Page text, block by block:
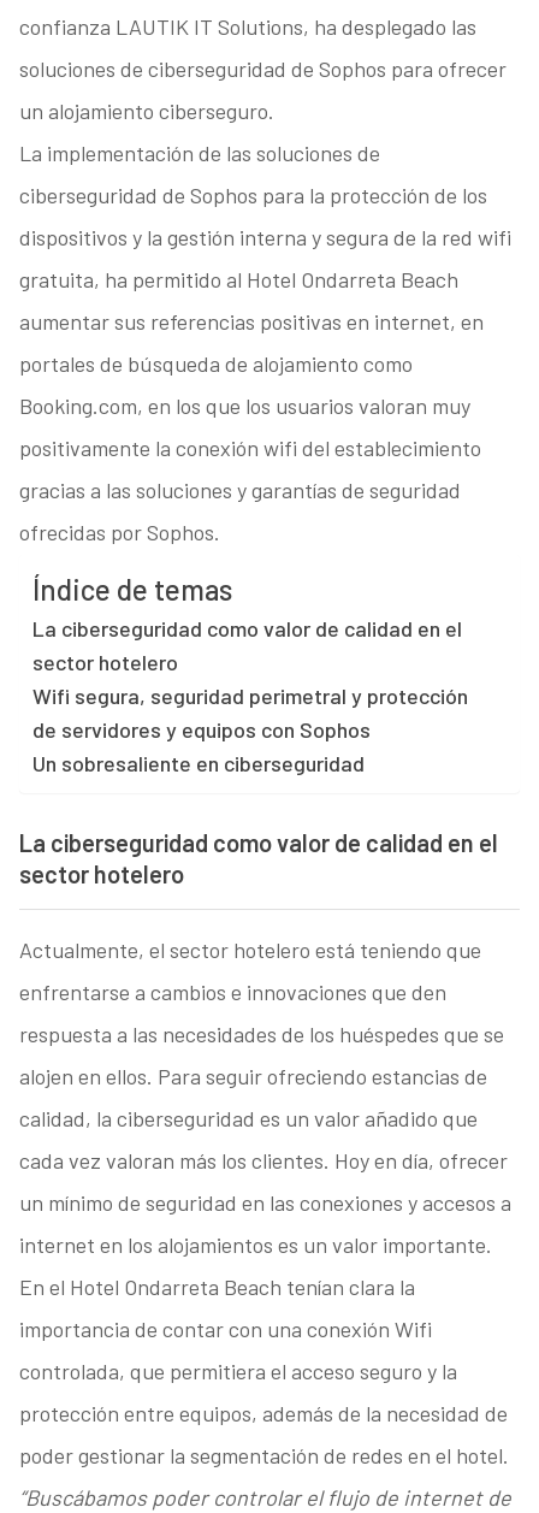
confianza LAUTIK IT Solutions, ha desplegado las
soluciones de ciberseguridad de Sophos para ofrecer
un alojamiento ciberseguro.
La implementación de las soluciones de
ciberseguridad de Sophos para la protección de los
dispositivos y la gestión interna y segura de la red wifi
gratuita, ha permitido al Hotel Ondarreta Beach
aumentar sus referencias positivas en internet, en
portales de búsqueda de alojamiento como
Booking.com, en los que los usuarios valoran muy
positivamente la conexión wifi del establecimiento
gracias a las soluciones y garantías de seguridad
ofrecidas por Sophos.
Índice de temas
La ciberseguridad como valor de calidad en el
sector hotelero
Wifi segura, seguridad perimetral y protección
de servidores y equipos con Sophos
Un sobresaliente en ciberseguridad
La ciberseguridad como valor de calidad en el
sector hotelero
Actualmente, el sector hotelero está teniendo que
enfrentarse a cambios e innovaciones que den
respuesta a las necesidades de los huéspedes que se
alojen en ellos. Para seguir ofreciendo estancias de
calidad, la ciberseguridad es un valor añadido que
cada vez valoran más los clientes. Hoy en día, ofrecer
un mínimo de seguridad en las conexiones y accesos a
internet en los alojamientos es un valor importante.
En el Hotel Ondarreta Beach tenían clara la
importancia de contar con una conexión Wifi
controlada, que permitiera el acceso seguro y la
protección entre equipos, además de la necesidad de
poder gestionar la segmentación de redes en el hotel.
“Buscábamos poder controlar el flujo de internet de